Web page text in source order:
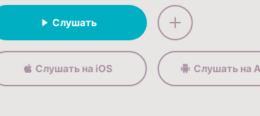
Слушать
Слушать на iOS Слушать на